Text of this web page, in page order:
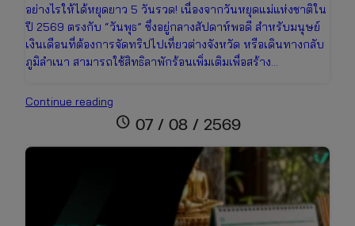
อย่างไรให้ได้หยุดยาว 5 วันรวด! เนื่องจากวันหยุดแม่แห่งชาติใน
ปี 2569 ตรงกับ “วันพุธ” ซึ่งอยู่กลางสัปดาห์พอดี สำหรับมนุษย์
เงินเดือนที่ต้องการจัดทริปไปเที่ยวต่างจังหวัด หรือเดินทางกลับ
ภูมิลำเนา สามารถใช้สิทธิลาพักร้อนเพิ่มเติมเพื่อสร้าง…
Continue reading
ปฏิทิน
schedule 07 / 08 / 2569